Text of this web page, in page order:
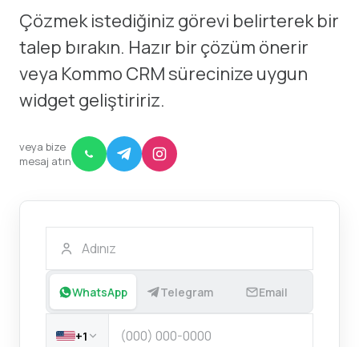
Çözmek istediğiniz görevi belirterek bir
talep bırakın. Hazır bir çözüm önerir
veya Kommo CRM sürecinize uygun
widget geliştiririz.
veya bize
mesaj atın
WhatsApp Telegram Email
+1